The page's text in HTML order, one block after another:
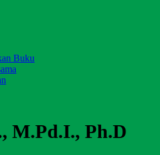
Buku
M.Pd.I., Ph.D